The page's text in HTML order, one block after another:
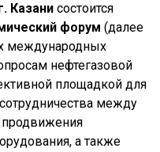
Казани состоится
форум (далее
международных
нефтегазовой
площадкой для
между
а также